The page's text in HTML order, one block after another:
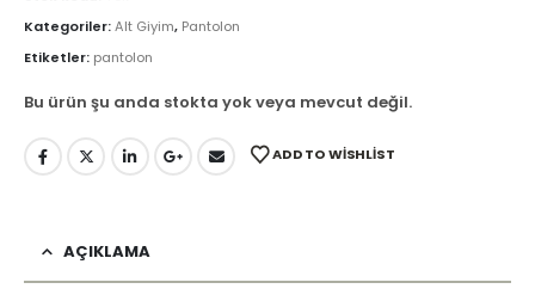
Kategoriler:Alt Giyim, Pantolon
Etiketler: pantolon
Bu ürün şu anda stokta yok veya mevcut değil.
ADD TO WISHLIST
AÇIKLAMA